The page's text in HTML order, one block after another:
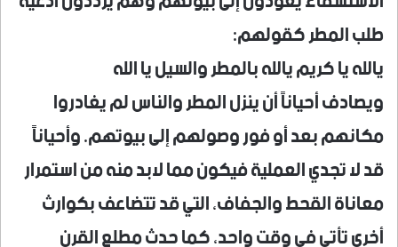
طلب المطر كقولهم:
يالله يا كريم يالله بالمطر والسيل يا الله
ويصادف أحياناً أن ينزل المطر والناس لم يغادروا
مكانهم بعد أو فور وصولهم إلى بيوتهم. وأحياناً
قد لا تجدي العملية فيكون مما لابد منه من استمرار
معاناة القحط والجفاف، التي قد تتضاعف بكوارث